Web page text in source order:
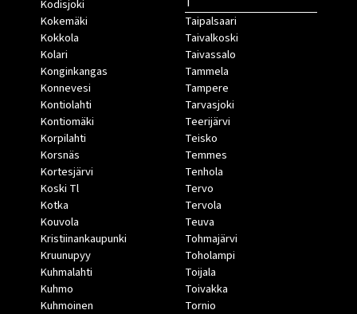
Kodisjoki
Kokemäki
Kokkola
Kolari
Konginkangas
Konnevesi
Kontiolahti
Kontiomäki
Korpilahti
Korsnäs
Kortesjärvi
Koski Tl
Kotka
Kouvola
Kristiinankaupunki
Kruunupyy
Kuhmalahti
Kuhmo
Kuhmoinen
Taipalsaari
Taivalkoski
Taivassalo
Tammela
Tampere
Tarvasjoki
Teerijärvi
Teisko
Temmes
Tenhola
Tervo
Tervola
Teuva
Tohmajärvi
Toholampi
Toijala
Toivakka
Tornio